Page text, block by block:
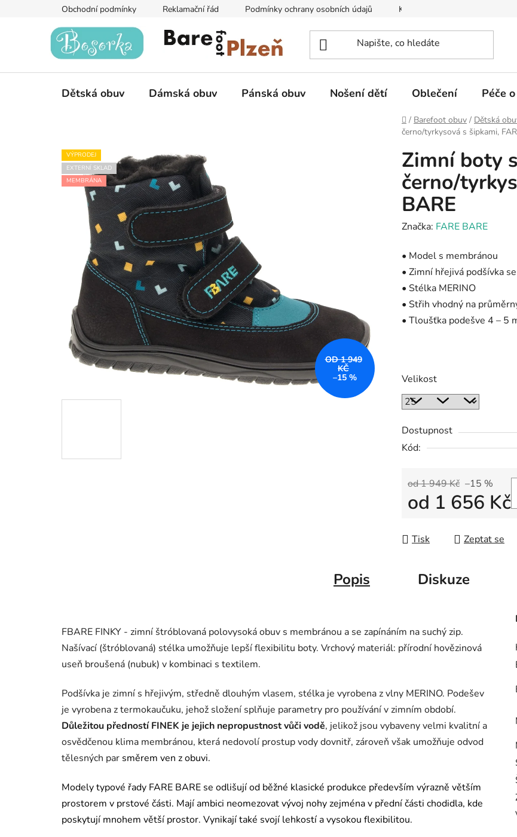
Obchodní podmínky Reklamační řád Podmínky ochrany osobních údajů Kontakty na prodejny
Dětská obuv Dámská obuv Pánská obuv Nošení dětí Oblečení Péče
Domů
/ Barefoot obuv / Dětská
černo/tyrkysová s šipkami,
Zimní boty
černo/
BARE
Značka: FARE BARE
• Model s membránou
• Zimní hřejivá podšívka
• Stélka MERINO
• Střih vhodný na
• Tloušťka podešve 4 – 5
Velikost
Dostupnost
Kód:
od 1 949 Kč –15 %
od 1 656 Kč
Tisk Zeptat se
VÝPRODEJ
EXTERNÍ SKLAD
MEMBRÁNA
OD 1 949
KČ
–15 %
Popis Diskuze
FBARE FINKY - zimní štróblovaná polovysoká obuv s membránou a se zapínáním na suchý zip.
Našívací (štróblovaná) stélka umožňuje lepší flexibilitu boty. Vrchový materiál: přírodní hovězinová
useň broušená (nubuk) v kombinaci s textilem.
Podšívka je zimní s hřejivým, středně dlouhým vlasem, stélka je vyrobena z vlny MERINO. Podešev
je vyrobena z termokaučuku, jehož složení splňuje parametry pro používání v zimním období.
Důležitou předností FINEK je jejich nepropustnost vůči vodě, jelikož jsou vybaveny velmi kvalitní a
osvědčenou klima membránou, která nedovolí prostup vody dovnitř, zároveň však umožňuje odvod
tělesných par směrem ven z obuvi.
Modely typové řady FARE BARE se odlišují od běžné klasické produkce především výrazně větším
prostorem v prstové části. Mají ambici neomezovat vývoj nohy zejména v přední části chodidla, kde
poskytují mnohem větší prostor. Vynikají také svojí lehkostí a vysokou flexibilitou.